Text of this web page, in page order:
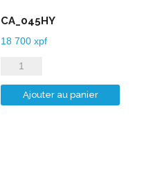
CA_045HY
18 700xpf
quantité
de
CA_045HY
Ajouter au panier